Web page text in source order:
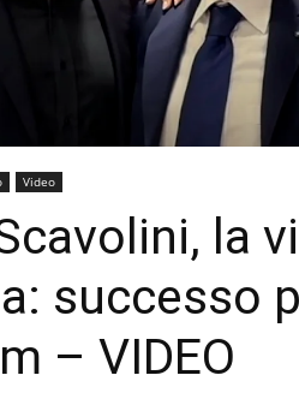
Video
la
successo
– VIDEO